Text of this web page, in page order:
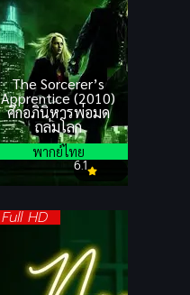
The Sorcerer’s
Apprentice (2010)
ศึกอภินิหารพ่อมด
ถล่มโลก
6.1
พากย์ไทย
Full HD